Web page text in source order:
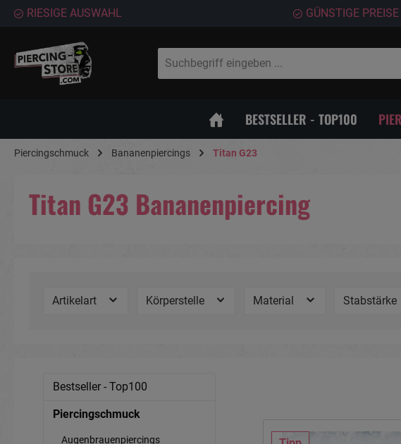
Zur Hauptnavigation springen
RIESIGE AUSWAHL GÜNSTIGE PREISE
BESTSELLER - TOP100
Piercingschmuck Bananenpiercings Titan G23
Titan G23 Bananenpiercing
Artikelart Körperstelle Material Stabstärke
Bestseller - Top100
Piercingschmuck
Augenbrauenpiercings